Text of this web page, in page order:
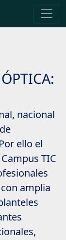
nacional
ello el
TIC
amplia